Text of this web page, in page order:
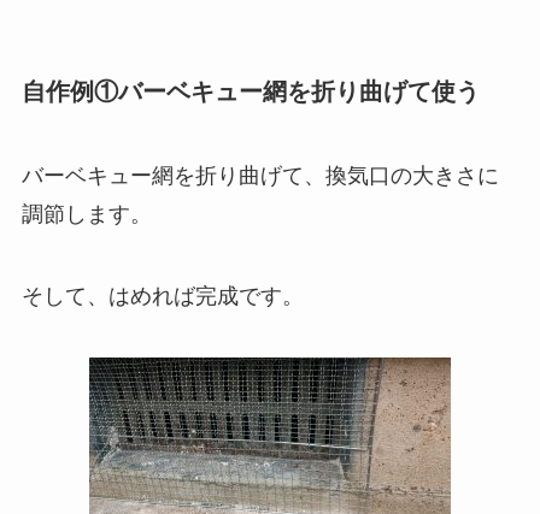
自作例①バーベキュー網を折り曲げて使う
バーベキュー網を折り曲げて、換気口の大きさに
調節します。
そして、はめれば完成です。